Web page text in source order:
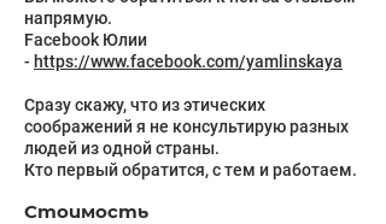
напрямую.
Facebook Юлии
- https://www.facebook.com/yamlinskaya
Сразу скажу, что из этических
соображений я не консультирую разных
людей из одной страны.
Кто первый обратится, с тем и работаем.
Стоимость